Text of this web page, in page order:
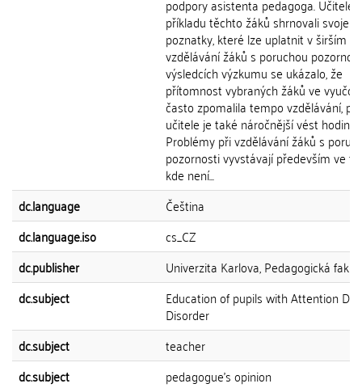
podpory asistenta pedagoga. Učitelé
příkladu těchto žáků shrnovali svoje
poznatky, které lze uplatnit v širším
vzdělávání žáků s poruchou
výsledcích výzkumu se ukázalo, že
přítomnost vybraných žáků ve
často zpomalila tempo vzdělávání, pro
učitele je také náročnější vést hodinu.
Problémy při vzdělávání žáků s
pozornosti vyvstávají především ve
kde není...
dc.language
Čeština
dc.language.iso
cs_CZ
dc.publisher
Univerzita Karlova, Pedagogická
dc.subject
Education of pupils with Attention
Disorder
dc.subject
teacher
dc.subject
pedagogue's opinion